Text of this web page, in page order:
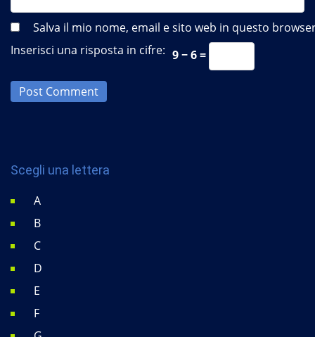
Salva il mio nome, email e sito web in questo
Inserisci una risposta in cifre: 9 − 6 =
Post Comment
Scegli una lettera
A
B
C
D
E
F